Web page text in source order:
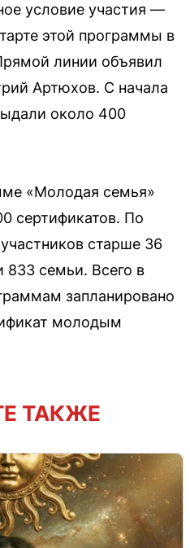
условие участия —
этой программы в
линии объявил
Артюхов. С начала
около 400
«Молодая семья»
сертификатов. По
старше 36
833 семьи. Всего в
запланировано
молодым
ТАКЖЕ